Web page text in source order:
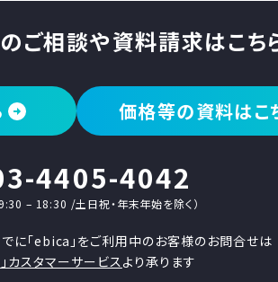
ご相談や資料請求はこち
価格等の資料はこ
4405-4042
– 18:30 /土日祝・年末年始を除く）
に「ebica」をご利用中のお客様のお問合せは
カスタマーサービスより承ります